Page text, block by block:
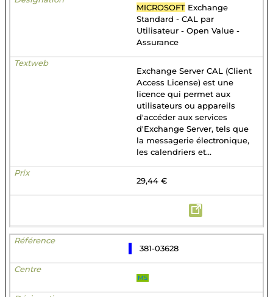
MICROSOFT Exchange
Standard - CAL par
Utilisateur - Open Value -
Assurance
Exchange Server CAL (Client
Access License) est une
licence qui permet aux
utilisateurs ou appareils
d'accéder aux services
d'Exchange Server, tels que
la messagerie électronique,
les calendriers et...
29,44 €
381-03628
MS